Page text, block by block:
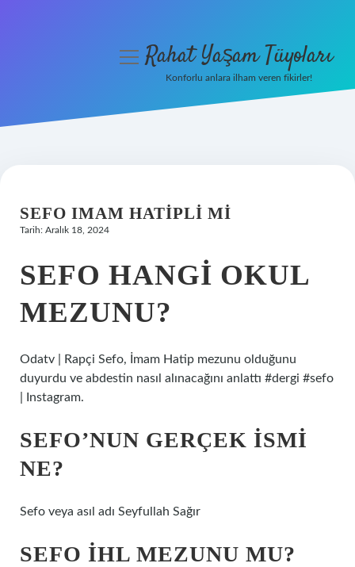
Hakkımızda
menüyüRahat Yaşam Tüyoları
Konforlu anlara ilham veren fikirler!
SEFO IMAM HATIPLI MI
Tarih: Aralık 18, 2024
SEFO HANGI OKUL
MEZUNU?
Odatv | Rapçi Sefo, İmam Hatip mezunu olduğunu
duyurdu ve abdestin nasıl alınacağını anlattı #dergi #sefo
| Instagram.
SEFO’NUN GERÇEK ISMI
NE?
Sefo veya asıl adı Seyfullah Sağır
SEFO İHL MEZUNU MU?